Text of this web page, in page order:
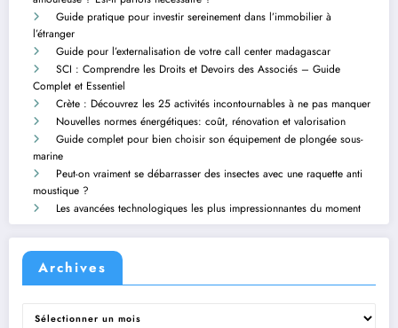
Guide pratique pour investir sereinement dans l’immobilier à
l’étranger
Guide pour l’externalisation de votre call center madagascar
SCI : Comprendre les Droits et Devoirs des Associés – Guide
Complet et Essentiel
Crète : Découvrez les 25 activités incontournables à ne pas manquer
Nouvelles normes énergétiques: coût, rénovation et valorisation
Guide complet pour bien choisir son équipement de plongée sous-
marine
Peut-on vraiment se débarrasser des insectes avec une raquette anti
moustique ?
Les avancées technologiques les plus impressionnantes du moment
Archives
Archives